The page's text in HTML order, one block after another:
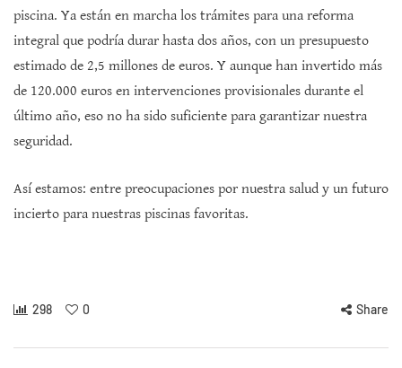
piscina. Ya están en marcha los trámites para una reforma
integral que podría durar hasta dos años, con un presupuesto
estimado de 2,5 millones de euros. Y aunque han invertido más
de 120.000 euros en intervenciones provisionales durante el
último año, eso no ha sido suficiente para garantizar nuestra
seguridad.
Así estamos: entre preocupaciones por nuestra salud y un futuro
incierto para nuestras piscinas favoritas.
298 0 Share